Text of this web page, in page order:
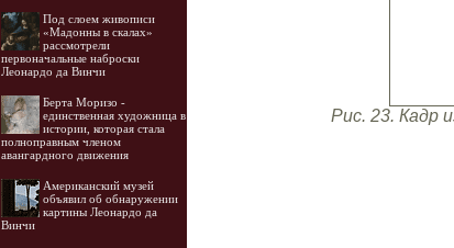
Под слоем живописи
«Мадонны в скалах»
рассмотрели
первоначальные наброски
Леонардо да Винчи
Берта Моризо -
единственная художница в
истории, которая стала
полноправным членом
авангардного движения
Американский музей
объявил об обнаружении
картины Леонардо да
Винчи
Рис. 23. Кадр